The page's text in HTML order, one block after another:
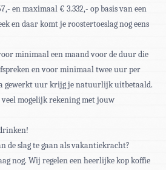
en maximaal € 3.332,- op basis van een
en daar komt je roostertoeslag nog eens
minimaal een maand voor de duur die
en voor minimaal twee uur per
gewerkt uur krijg je natuurlijk uitbetaald.
mogelijk rekening met jouw
de slag te gaan als vakantiekracht?
nog. Wij regelen een heerlijke kop koffie